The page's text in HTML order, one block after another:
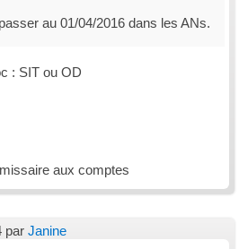
au 01/04/2016 dans les ANs.
: SIT ou OD
aux comptes
par Janine